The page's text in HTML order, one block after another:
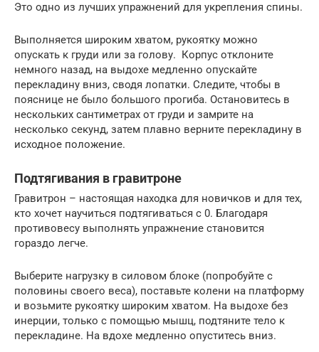
Это одно из лучших упражнений для укрепления спины.
Выполняется широким хватом, рукоятку можно
опускать к груди или за голову. Корпус отклоните
немного назад, на выдохе медленно опускайте
перекладину вниз, сводя лопатки. Следите, чтобы в
пояснице не было большого прогиба. Остановитесь в
нескольких сантиметрах от груди и замрите на
несколько секунд, затем плавно верните перекладину в
исходное положение.
Подтягивания в гравитроне
Гравитрон – настоящая находка для новичков и для тех,
кто хочет научиться подтягиваться с 0. Благодаря
противовесу выполнять упражнение становится
гораздо легче.
Выберите нагрузку в силовом блоке (попробуйте с
половины своего веса), поставьте колени на платформу
и возьмите рукоятку широким хватом. На выдохе без
инерции, только с помощью мышц, подтяните тело к
перекладине. На вдохе медленно опуститесь вниз.